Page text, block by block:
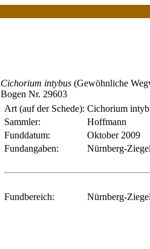
Cichorium intybus (Gewöhnliche
Bogen Nr. 29603
Art (auf der Schede): Cichorium
Sammler:
Hoffmann
Funddatum:
Oktober 2009
Fundangaben:
Nürnberg-
Fundbereich: Nürnberg-